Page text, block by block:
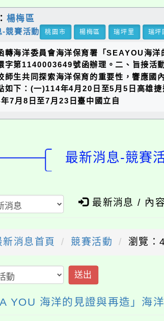
楊梅區
-競賽活動 桃園市 楊梅區 瑞坪里 瑞坪
轉海洋委員會海洋保育署「SEAYOU海
字第1140003649號函辦理。二、旨接活
師生共同探索海洋保育的重要性，響應
如下：(一)114年4月20日至5月5日高雄
7月8日至7月23日臺中國立自
最新消息-競賽
最新消息 / 內
新消息首頁 競賽活動 瀏覽：
送出
YOU 海洋的見證與再造」海